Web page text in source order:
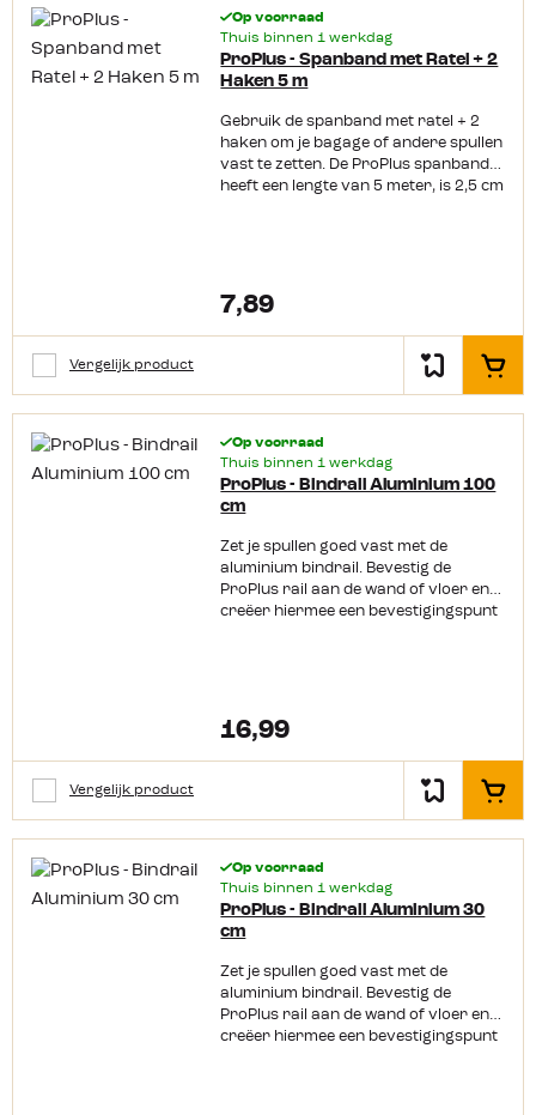
Op voorraad
Thuis binnen 1 werkdag
ProPlus - Spanband met Ratel + 2
Haken 5 m
Gebruik de spanband met ratel + 2
haken om je bagage of andere spullen
vast te zetten. De ProPlus spanband
heeft een lengte van 5 meter, is 2,5 cm
7,89
Vergelijk product In het
Op voorraad
Thuis binnen 1 werkdag
ProPlus - Bindrail Aluminium 100
cm
Zet je spullen goed vast met de
aluminium bindrail. Bevestig de
ProPlus rail aan de wand of vloer en
creëer hiermee een bevestigingspunt
wordt geleverd zonder bind en/of sjor
oog. Productkenmerken: Lengte 100
cm Breeklast 500 kg Exclusief
bevestigingsmateriaal Te monteren
16,99
Vergelijk product In het
Op voorraad
Thuis binnen 1 werkdag
ProPlus - Bindrail Aluminium 30
cm
Zet je spullen goed vast met de
aluminium bindrail. Bevestig de
ProPlus rail aan de wand of vloer en
creëer hiermee een bevestigingspunt